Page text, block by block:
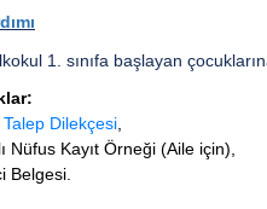
1. sınıfa başlayan
Talep Dilekçesi,
Nüfus Kayıt Örneği (Aile için),
Belgesi.